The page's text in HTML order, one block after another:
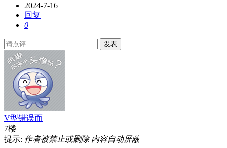
2024-7-16
回复
0
发表
V型错误而
7楼
提示: 作者被禁止或删除 内容自动屏蔽